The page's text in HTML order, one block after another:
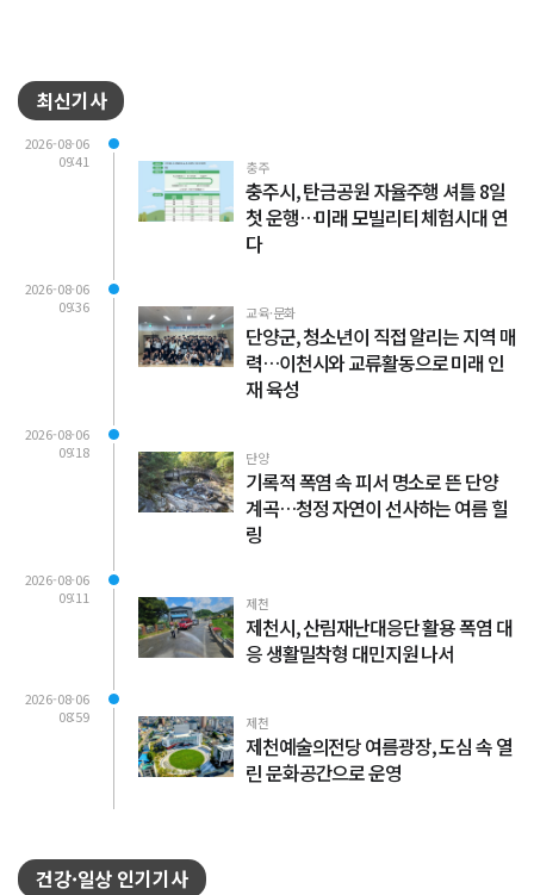
최신기사
2026-08-06
09:41
충주
충주시, 탄금공원 자율주행 셔틀 8일
첫 운행…미래 모빌리티 체험시대 연
다
2026-08-06
09:36
교육·문화
단양군, 청소년이 직접 알리는 지역 매
력…이천시와 교류활동으로 미래 인
재 육성
2026-08-06
09:18
단양
기록적 폭염 속 피서 명소로 뜬 단양
계곡…청정 자연이 선사하는 여름 힐
링
2026-08-06
09:11
제천
제천시, 산림재난대응단 활용 폭염 대
응 생활밀착형 대민지원 나서
2026-08-06
08:59
제천
제천예술의전당 여름광장, 도심 속 열
린 문화공간으로 운영
건강·일상 인기기사